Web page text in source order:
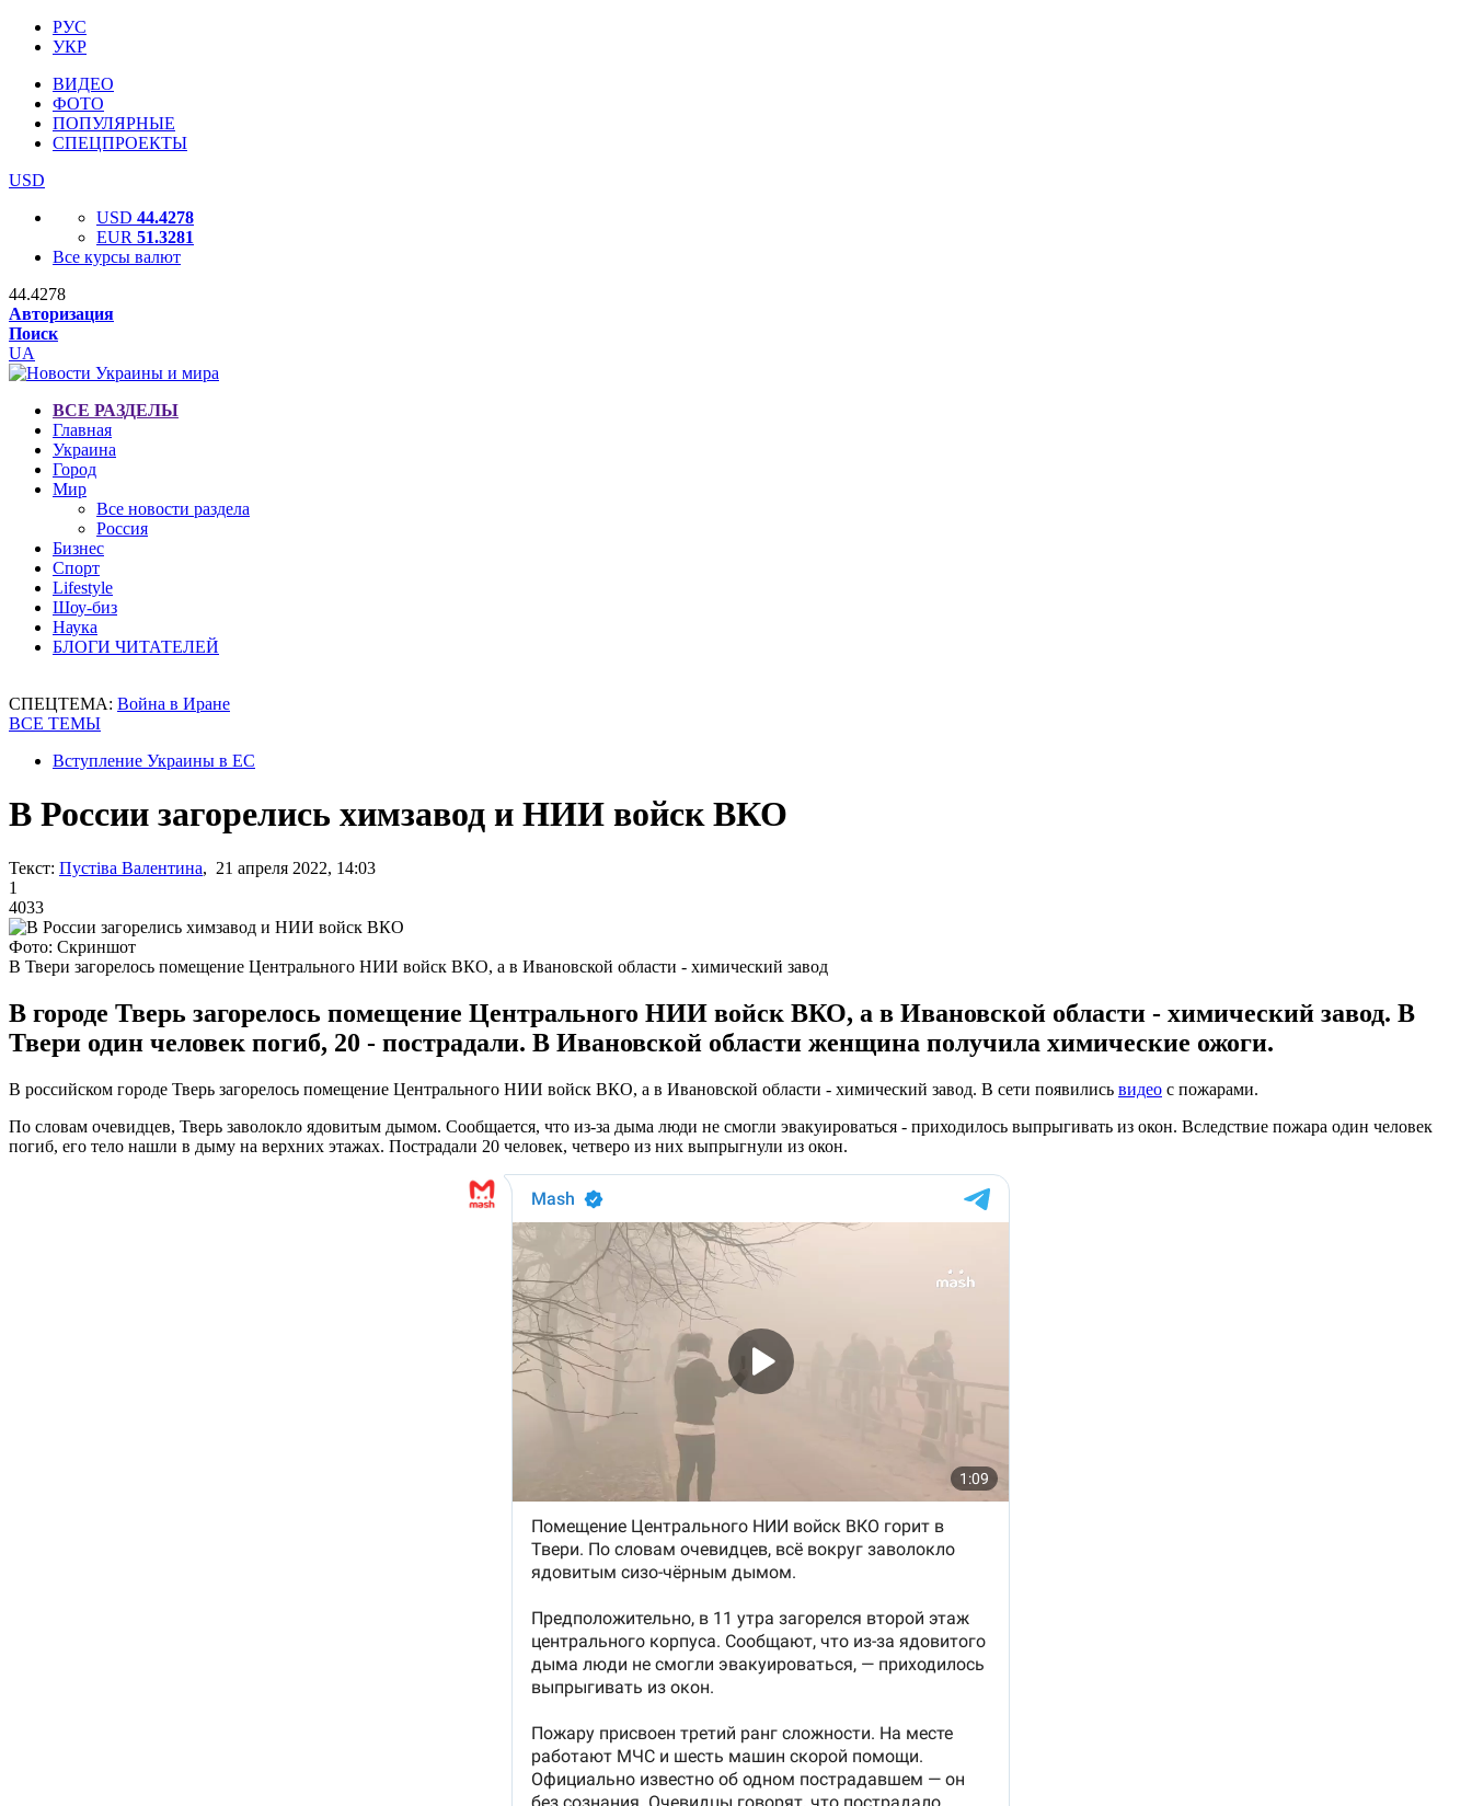
РУС
УКР
ВИДЕО
ФОТО
ПОПУЛЯРНЫЕ
СПЕЦПРОЕКТЫ
USD
USD 44.4278
EUR 51.3281
Все курсы валют
44.4278
Авторизация
Поиск
UA
ВСЕ РАЗДЕЛЫ
Главная
Украина
Город
Мир
Все новости раздела
Россия
Бизнес
Спорт
Lifestyle
Шоу-биз
Наука
БЛОГИ ЧИТАТЕЛЕЙ
СПЕЦТЕМА: Война в Иране
ВСЕ ТЕМЫ
Вступление Украины в ЕС
В России загорелись химзавод и НИИ войск ВКО
Текст: Пустіва Валентина, 21 апреля 2022, 14:03
1
4033
Фото: Скриншот
В Твери загорелось помещение Центрального НИИ войск ВКО, а в Ивановской области - химический завод
В городе Тверь загорелось помещение Центрального НИИ войск ВКО, а в Ивановской области - химический завод. В
Твери один человек погиб, 20 - пострадали. В Ивановской области женщина получила химические ожоги.
В российском городе Тверь загорелось помещение Центрального НИИ войск ВКО, а в Ивановской области - химический завод. В сети появились видео с пожарами.
По словам очевидцев, Тверь заволокло ядовитым дымом. Сообщается, что из-за дыма люди не смогли эвакуироваться - приходилось выпрыгивать из окон. Вследствие пожара один человек
погиб, его тело нашли в дыму на верхних этажах. Пострадали 20 человек, четверо из них выпрыгнули из окон.